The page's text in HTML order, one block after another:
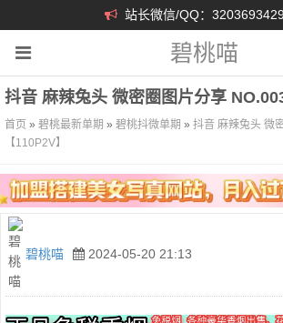
站长微信/QQ：3203693429
碧桃喵
抖音 麻辣兔头 微密圈图片分享
首页 » 碧桃最新单期 » 碧桃抖微单期 » 抖音 麻辣兔头 微
【110P2V】
碧桃喵 2024-05-20 21:13